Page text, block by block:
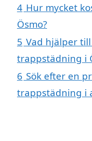
4 Hur mycket
Ösmo?
5 Vad hjälper
trappstädning i
6 Sök efter en
trappstädning i